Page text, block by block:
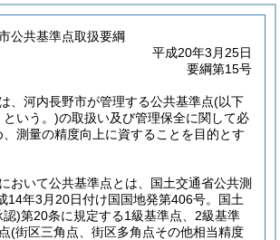
公共基準点取扱要綱
平成20年3月25日
要綱第15号
は、河内長野市が管理する公共基準点(以下
という。)の取扱い及び管理保全に関して必
測量の精度向上に資することを目的とす
において公共基準点とは、国土交通省公共測
14年3月20日付け国国地発第406号。国土
認)第20条に規定する1級基準点、2級基準
(街区三角点、街区多角点その他相当精度